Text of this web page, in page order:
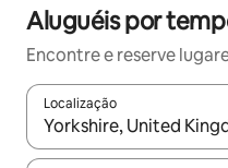
Aluguéis por
Encontre e reserve
Localização
Quando os resultados